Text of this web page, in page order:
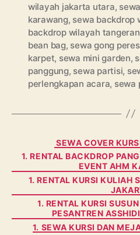
wilayah jakarta utara,
karawang, sewa backdrop
backdrop wilayah
bean bag, sewa gong
karpet, sewa mini garden,
panggung, sewa partisi,
perlengkapan acara, sewa
SEWA COVER
1. RENTAL BACKDROP
EVENT AHM
1. RENTAL KURSI KULIAH
1. RENTAL KURSI
PESANTREN
1. SEWA KURSI DAN